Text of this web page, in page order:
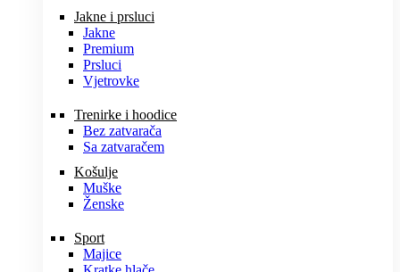
Jakne i prsluci
Jakne
Premium
Prsluci
Vjetrovke
Trenirke i hoodice
Bez zatvarača
Sa zatvaračem
Košulje
Muške
Ženske
Sport
Majice